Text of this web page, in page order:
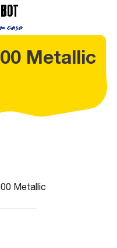
Metallic
Metallic